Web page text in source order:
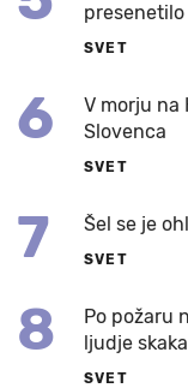
SVET
6
V morju na
Slovenca
SVET
7 Šel se je
SVET
8
Po požaru
ljudje
SVET